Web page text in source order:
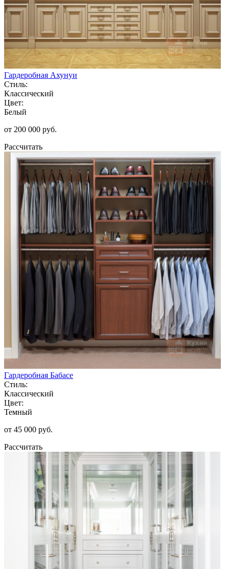
Гардеробная Ахунуи
Стиль:
Классический
Цвет:
Белый
от 200 000 руб.
Рассчитать
Гардеробная Бабасе
Стиль:
Классический
Цвет:
Темный
от 45 000 руб.
Рассчитать